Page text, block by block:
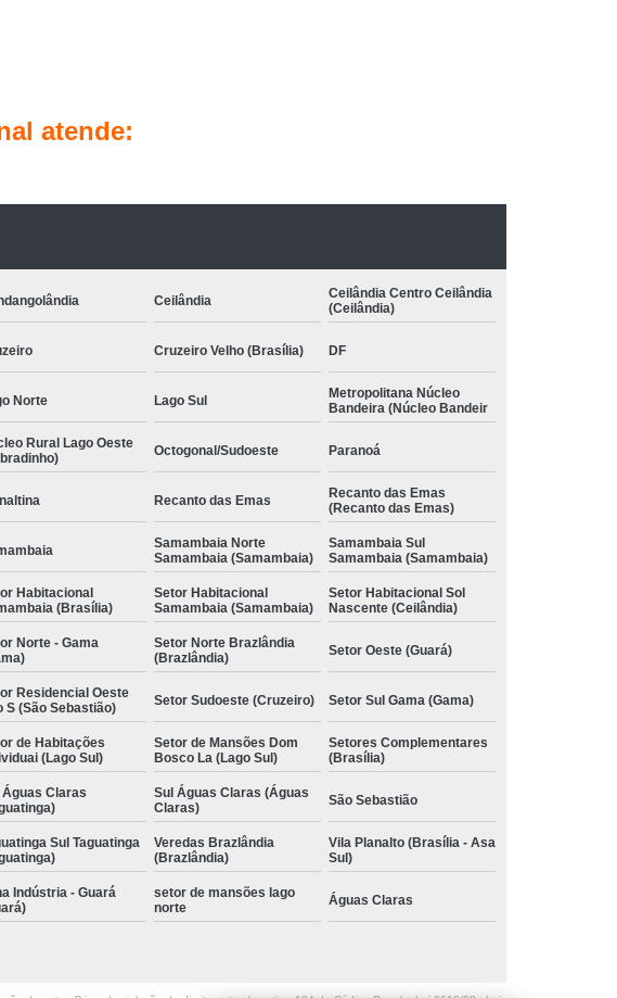
Bobath Infantil
com Conceito Neuroevolutivo Bobath Infantil
Bobath Águas Claras
com Conceito Neuroevolutivo Bobath
atende:
Ceilândia
Ceilândia Centro Ceilândia
(Ceilândia)
Cruzeiro Velho (Brasília) DF
Norte Lago Sul
Metropolitana Núcleo
Bandeira (Núcleo Bandeir
Rural Lago Oeste
Octogonal/Sudoeste Paranoá
Recanto das Emas
Recanto das Emas
(Recanto das Emas)
Samambaia Norte
Samambaia (Samambaia)
Samambaia Sul
Samambaia (Samambaia)
Habitacional
(Brasília)
Setor Habitacional
Samambaia (Samambaia)
Setor Habitacional Sol
Nascente (Ceilândia)
Norte - Gama
Setor Norte Brazlândia
(Brazlândia)
Setor Oeste (Guará)
Residencial Oeste
S (São Sebastião)
Setor Sudoeste (Cruzeiro) Setor Sul Gama (Gama)
de Habitações
(Lago Sul)
Setor de Mansões Dom
Bosco La (Lago Sul)
Setores Complementares
(Brasília)
Águas Claras
Sul Águas Claras (Águas
Claras)
São Sebastião
Sul Taguatinga
Veredas Brazlândia
(Brazlândia)
Vila Planalto (Brasília - Asa
Sul)
Indústria - Guará
setor de mansões lago
norte
Águas Claras